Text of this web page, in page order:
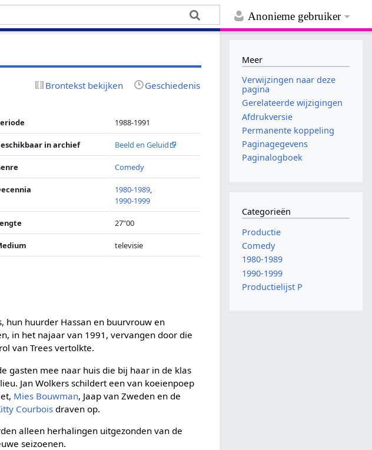
Anonieme gebruiker
Brontekst bekijken Geschiedenis
1988-1991
in archief Beeld en Geluid
Comedy
1980-1989,
1990-1999
27"00
televisie
hun huurder Hassan en buurvrouw en
in het najaar van 1991, vervangen door die
van Trees vertolkte.
gasten mee naar huis die bij haar in de klas
Jan Wolkers schildert een van koeienpoep
Mies Bouwman, Jaap van Zweden en de
Courboisdraven op.
alleen herhalingen uitgezonden van de
seizoenen.
Meer
Verwijzingen naar deze
pagina
Gerelateerde wijzigingen
Afdrukversie
Permanente koppeling
Paginagegevens
Paginalogboek
Categorieën
Productie
Comedy
1980-1989
1990-1999
Productielijst P